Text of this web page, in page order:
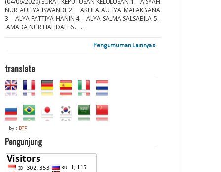
NUR AULIYA ISWANDI 2. AKHFA AULIYA MALAKIYANA
3. ALYA FATTIYA HANIN 4. ALYA SALMA SALSABILA 5.
AMADA NUR HAFIDAH 6 . ...
Pengumuman Lainnya »
translate
by : BTF
Pengunjung